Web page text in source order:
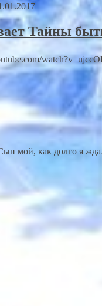
Тайны
как долго я